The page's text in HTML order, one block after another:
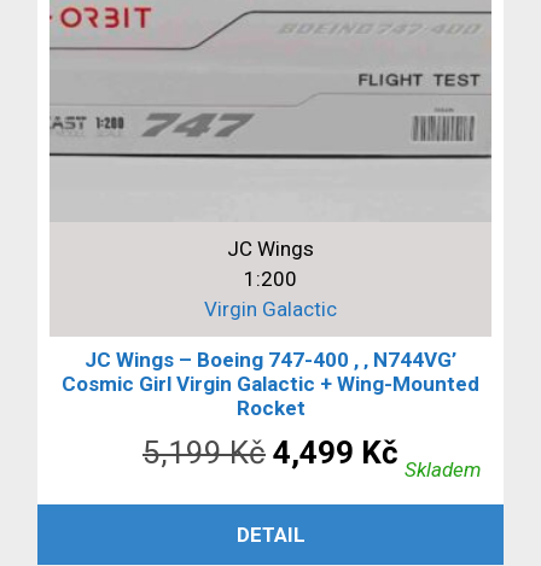
JC Wings
1:200
Virgin Galactic
JC Wings – Boeing 747-400 , ‚ N744VG’
Cosmic Girl Virgin Galactic + Wing-Mounted
Rocket
5,199Kč Původní
cena
byla:
4,499 Kč
cena
Skladem
PŘIDAT DO KOŠÍKU
DETAIL